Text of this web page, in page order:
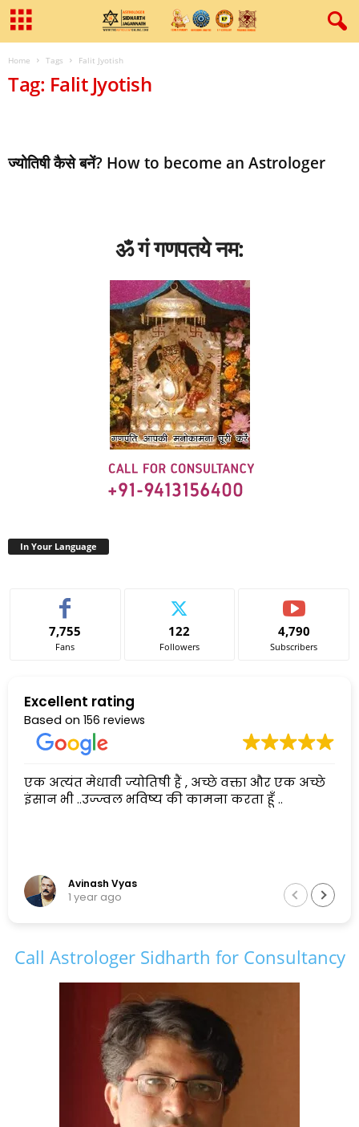
Home Tags Falit Jyotish
Tag: Falit Jyotish
ज्‍योतिषी कैसे बनें? How to become an Astrologer
ॐ गं गणपतये नम:
In Your Language
7,755
Fans
122
Followers
4,790
Subscribers
Excellent rating
Based on 156 reviews
एक अत्यंत मेधावी ज्योतिषी हैं , अच्छे वक्ता और एक अच्छे
इंसान भी ..उज्ज्वल भविष्य की कामना करता हूँ ..
Avinash Vyas
1 year ago
Call Astrologer Sidharth for Consultancy